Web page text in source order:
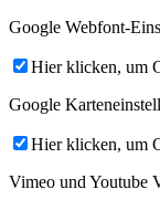
Google Webfont-
Hier klicken, um
Google
Hier klicken, um
Vimeo und Youtube